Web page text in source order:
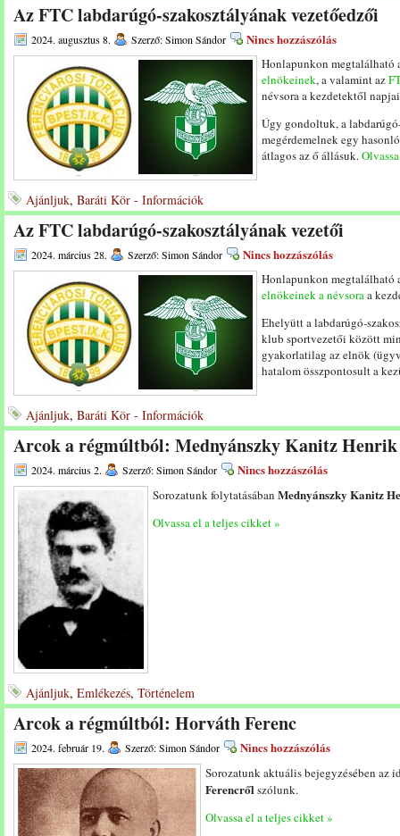
Az FTC labdarúgó-szakosztályának vezetőedzői
2024. augusztus 8. Szerző: Simon Sándor Nincs hozzászólás
Honlapunkon megtalálható
elnökeinek, a valamint az
névsora a kezdetektől
Úgy gondoltuk, a
megérdemelnek egy
átlagos az ő állásuk.
Ajánljuk, Baráti Kör - Információk
Az FTC labdarúgó-szakosztályának vezetői
2024. március 28. Szerző: Simon Sándor Nincs hozzászólás
Honlapunkon megtalálható
elnökeinek a névsoraa
Ehelyütt a labdarúgó-
klub sportvezetői között
gyakorlatilag az elnök
hatalom összpontosult a
Ajánljuk, Baráti Kör - Információk
Arcok a régmúltból: Mednyánszky Kanitz Henrik
2024. március 2. Szerző: Simon Sándor Nincs hozzászólás
Sorozatunk folytatásában Mednyánszky Kanitz
Olvassa el a teljes cikket »
Ajánljuk, Emlékezés, Történelem
Arcok a régmúltból: Horváth Ferenc
2024. február 19. Szerző: Simon Sándor Nincs hozzászólás
Sorozatunk aktuális bejegyzésében az
Ferencrőlszólunk.
Olvassa el a teljes cikket »